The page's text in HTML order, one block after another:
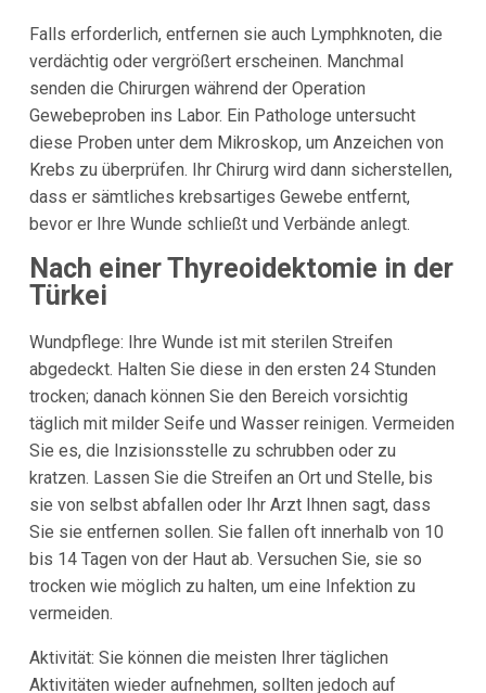
Falls erforderlich, entfernen sie auch Lymphknoten, die
verdächtig oder vergrößert erscheinen. Manchmal
senden die Chirurgen während der Operation
Gewebeproben ins Labor. Ein Pathologe untersucht
diese Proben unter dem Mikroskop, um Anzeichen von
Krebs zu überprüfen. Ihr Chirurg wird dann sicherstellen,
dass er sämtliches krebsartiges Gewebe entfernt,
bevor er Ihre Wunde schließt und Verbände anlegt.
Nach einer Thyreoidektomie in der
Türkei
Wundpflege: Ihre Wunde ist mit sterilen Streifen
abgedeckt. Halten Sie diese in den ersten 24 Stunden
trocken; danach können Sie den Bereich vorsichtig
täglich mit milder Seife und Wasser reinigen. Vermeiden
Sie es, die Inzisionsstelle zu schrubben oder zu
kratzen. Lassen Sie die Streifen an Ort und Stelle, bis
sie von selbst abfallen oder Ihr Arzt Ihnen sagt, dass
Sie sie entfernen sollen. Sie fallen oft innerhalb von 10
bis 14 Tagen von der Haut ab. Versuchen Sie, sie so
trocken wie möglich zu halten, um eine Infektion zu
vermeiden.
Aktivität: Sie können die meisten Ihrer täglichen
Aktivitäten wieder aufnehmen, sollten jedoch auf